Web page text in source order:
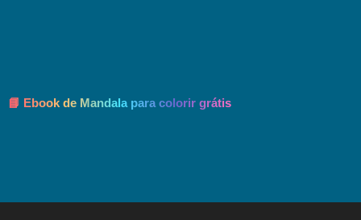
📘 Ebook de Mandala para colorir grátis